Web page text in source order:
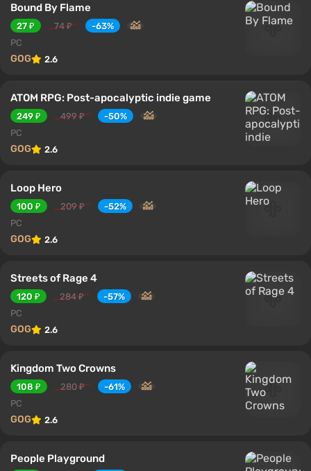
Bound By Flame
27 ₽ 74 ₽
-63%
PC
GOG 2.6
ATOM RPG: Post-apocalyptic indie game
249 ₽ 499 ₽
-50%
PC
GOG 2.6
Loop Hero
100 ₽ 209 ₽
-52%
PC
GOG 2.6
Streets of Rage 4
120 ₽ 284 ₽
-57%
PC
GOG 2.6
Kingdom Two Crowns
108 ₽ 280 ₽
-61%
PC
GOG 2.6
People Playground